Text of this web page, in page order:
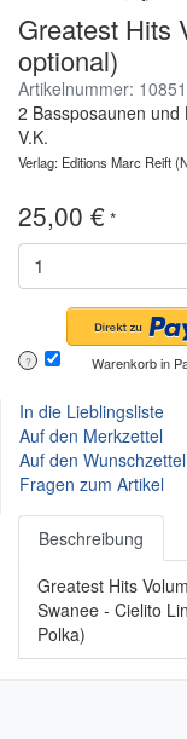
Greatest Hits
optional)
Artikelnummer:
2 Bassposaunen und
V.K.
Verlag: Editions Marc Reift
25,00 € *
? Warenkorb in
In die Lieblingsliste
Auf den Merkzettel
Auf den Wunschzettel
Fragen zum Artikel
Beschreibung
Greatest Hits
Swanee - Cielito
Polka)